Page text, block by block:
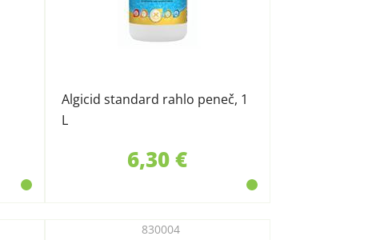
Algicid standard rahlo peneč, 1
L
6,30 €
830004